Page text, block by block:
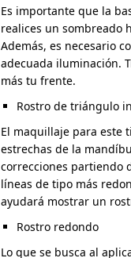
Es importante que la
realices un sombreado
Además, es necesario
adecuada iluminación.
más tu frente.
Rostro de triángulo
El maquillaje para este
estrechas de la
correcciones partiendo
líneas de tipo más
ayudará mostrar un
Rostro redondo
Lo que se busca al